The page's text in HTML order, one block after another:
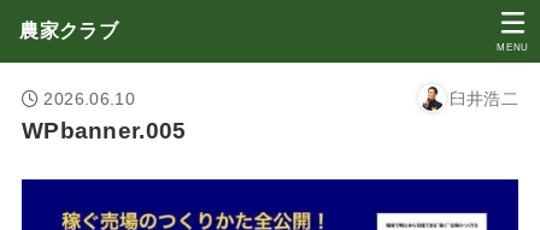
農家クラブ
MENU
2026.06.10 臼井浩二
WPbanner.005